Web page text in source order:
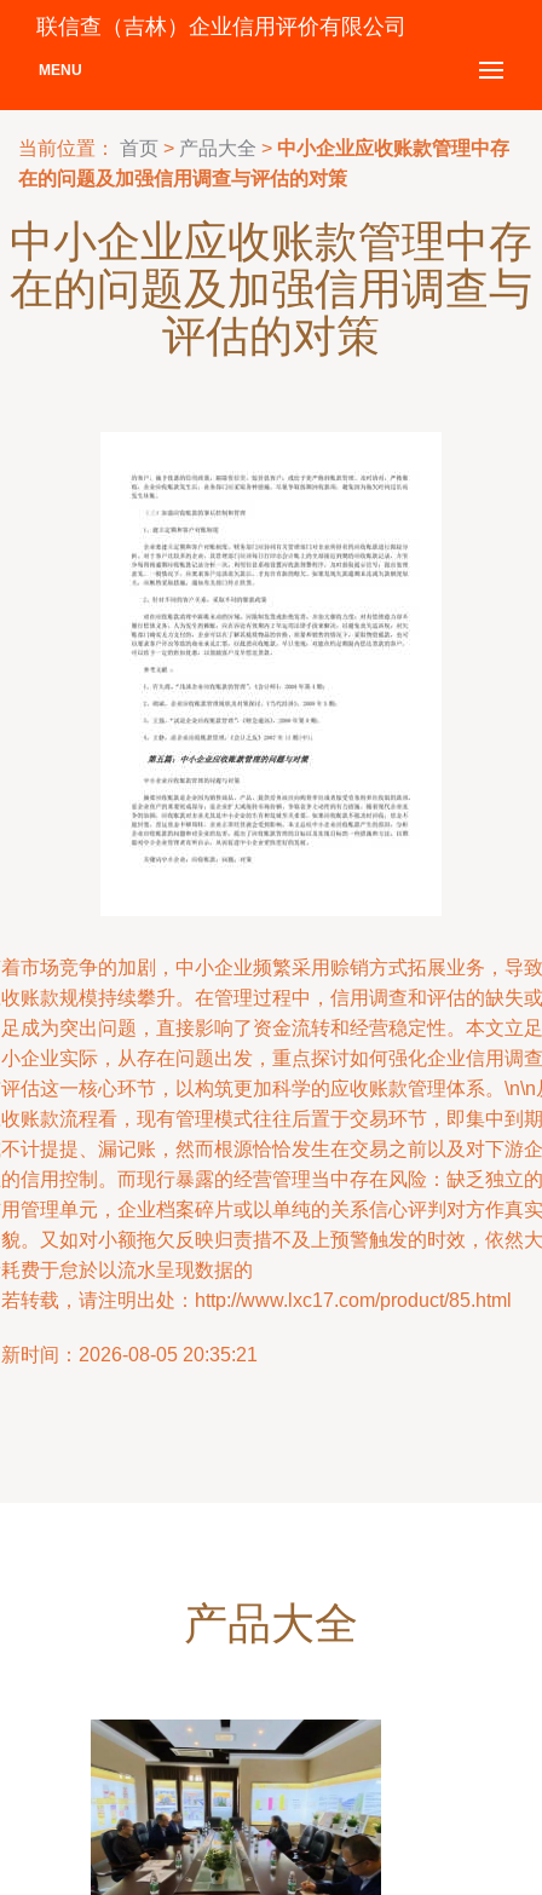
联信查（吉林）企业信用评价有限公司
MENU
当前位置： 首页 > 产品大全 > 中小企业应收账款管理中存
在的问题及加强信用调查与评估的对策
中小企业应收账款管理中存
在的问题及加强信用调查与
评估的对策
市场竞争的加剧，中小企业频繁采用赊销方式拓展业务，导致
账款规模持续攀升。在管理过程中，信用调查和评估的缺失或
成为突出问题，直接影响了资金流转和经营稳定性。本文立足
企业实际，从存在问题出发，重点探讨如何强化企业信用调查
估这一核心环节，以构筑更加科学的应收账款管理体系。\n\n
账款流程看，现有管理模式往往后置于交易环节，即集中到期
计提提、漏记账，然而根源恰恰发生在交易之前以及对下游企
信用控制。而现行暴露的经营管理当中存在风险：缺乏独立的
管理单元，企业档案碎片或以单纯的关系信心评判对方作真实
。又如对小额拖欠反映归责措不及上预警触发的时效，依然大
费于怠於以流水呈现数据的
转载，请注明出处：http://www.lxc17.com/product/85.html
时间：2026-08-05 20:35:21
产品大全